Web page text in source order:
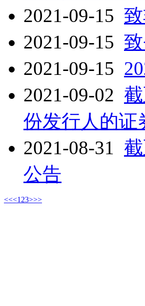
2021-09-15
2021-09-15
2021-09-15
2021-09-02
份发行人的证
2021-08-31
公告
<<<1 23>>>